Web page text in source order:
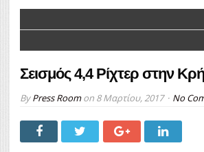
Σεισμός 4,4 Ρίχτερ στην
ByPress Roomon 8 Μαρτίου, 2017 No